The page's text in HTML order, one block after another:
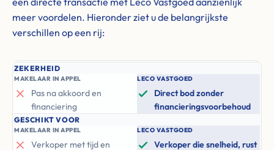
meer voordelen. Hieronder ziet u de belangrijkste
verschillen op een rij:
ZEKERHEID
MAKELAAR IN APPEL
Pas na akkoord en
financiering
LECO VASTGOED
Direct bod zonder
financieringsvoorbehoud
GESCHIKT VOOR
MAKELAAR IN APPEL
Verkoper met tijd en
LECO VASTGOED
Verkoper die snelheid, rust